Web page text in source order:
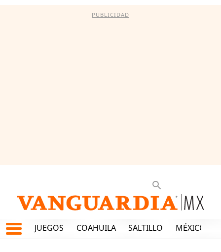
PUBLICIDAD
JUEGOS COAHUILA SALTILLO MÉXICO